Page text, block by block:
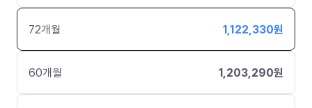
72개월 1,122,330원
60개월 1,203,290원